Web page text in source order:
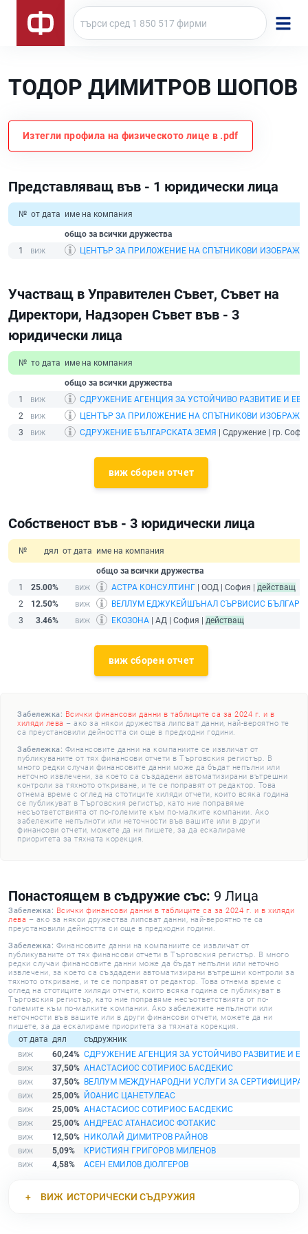
ТОДОР ДИМИТРОВ ШОПОВ
Изтегли профила на физическото лице в .pdf
Представляващ във - 1 юридически лица
№ от дата име на компания
общо за всички дружества
1
ЦЕНТЪР ЗА ПРИЛОЖЕНИЕ НА СПЪТНИКОВИ
Участващ в Управителен Съвет, Съвет на
Директори, Надзорен Съвет във - 3
юридически лица
№ то дата име на компания
общо за всички дружества
1
СДРУЖЕНИЕ АГЕНЦИЯ ЗА УСТОЙЧИВО РАЗВИТИЕ И
2
ЦЕНТЪР ЗА ПРИЛОЖЕНИЕ НА СПЪТНИКОВИ
3
СДРУЖЕНИЕ БЪЛГАРСКАТА ЗЕМЯ | Сдружение | гр.
виж сборен отчет
Собственост във - 3 юридически лица
№ дял от дата име на компания
общо за всички дружества
1
25.00% АСТРА КОНСУЛТИНГ | ООД | София | действащ
2
12.50%
ВЕЛЛУМ ЕДЖУКЕЙШЪНАЛ СЪРВИСИС
3
3.46% ЕКОЗОНА | АД | София | действащ
виж сборен отчет
Забележка: Всички финансови данни в таблиците са за 2024 г. и в
хиляди лева – ако за някои дружества липсват данни, най-вероятно те
са преустановили дейността си още в предходни години.
Забележка: Финансовите данни на компаниите се извличат от
публикуваните от тях финансови отчети в Търговския регистър. В
много редки случаи финансовите данни може да бъдат непълни или
неточно извлечени, за което са създадени автоматизирани вътрешни
контроли за тяхното откриване, и те се поправят от редактор. Това
отнема време с оглед на стотиците хиляди отчети, които всяка година
се публикуват в Търговския регистър, като ние поправяме
несъответствията от по-големите към по-малките компании. Ако
забележите непълноти или неточности във вашите или в други
финансови отчети, можете да ни пишете, за да ескалираме
приоритета за тяхната корекция.
Понастоящем в съдружие със: 9 Лица
Забележка: Всички финансови данни в таблиците са за 2024 г. и в хиляди
лева – ако за някои дружества липсват данни, най-вероятно те са
преустановили дейността си още в предходни години.
Забележка: Финансовите данни на компаниите се извличат от
публикуваните от тях финансови отчети в Търговския регистър. В много
редки случаи финансовите данни може да бъдат непълни или неточно
извлечени, за което са създадени автоматизирани вътрешни контроли за
тяхното откриване, и те се поправят от редактор. Това отнема време с
оглед на стотиците хиляди отчети, които всяка година се публикуват в
Търговския регистър, като ние поправяме несъответствията от по-
големите към по-малките компании. Ако забележите непълноти или
неточности във вашите или в други финансови отчети, можете да ни
пишете, за да ескалираме приоритета за тяхната корекция.
от дата дял
съдружник
60,24% СДРУЖЕНИЕ АГЕНЦИЯ ЗА УСТОЙЧИВО РАЗВИТИЕ И
37,50% АНАСТАСИОС СОТИРИОС БАСДЕКИС
37,50% ВЕЛЛУМ МЕЖДУНАРОДНИ УСЛУГИ ЗА
25,00% ЙОАНИС ЦАНЕТУЛЕАС
25,00% АНАСТАСИОС СОТИРИОС БАСДЕКИС
25,00% АНДРЕАС АТАНАСИОС ФОТАКИС
12,50% НИКОЛАЙ ДИМИТРОВ РАЙНОВ
5,09%
КРИСТИЯН ГРИГОРОВ МИЛЕНОВ
4,58%
АСЕН ЕМИЛОВ ДЮЛГЕРОВ
ВИЖ ИСТОРИЧЕСКИ СЪДРУЖИЯ